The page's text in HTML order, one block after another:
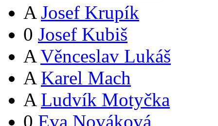
A Josef Krupík
0 Josef Kubiš
A Věnceslav Lukáš
A Karel Mach
A Ludvík Motyčka
0 Eva Nováková